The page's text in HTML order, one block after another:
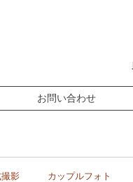
お問い合わせ
影 カップルフォト